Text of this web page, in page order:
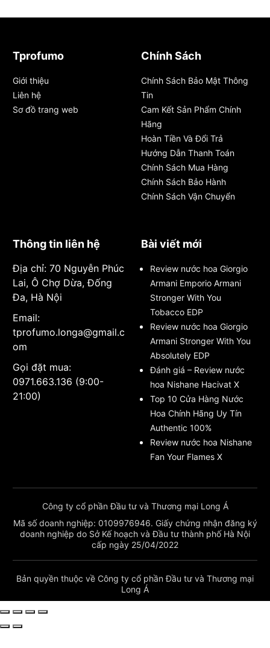
Tprofumo
Giới thiệu
Liên hệ
Sơ đồ trang web
Chính Sách
Chính Sách Bảo Mật Thông
Tin
Cam Kết Sản Phẩm Chính
Hãng
Hoàn Tiền Và Đổi Trả
Hướng Dẫn Thanh Toán
Chính Sách Mua Hàng
Chính Sách Bảo Hành
Chính Sách Vận Chuyển
Thông tin liên hệ
Địa chỉ: 70 Nguyễn Phúc
Lai, Ô Chợ Dừa, Đống
Đa, Hà Nội
Email:
tprofumo.longa@gmail.c
om
Gọi đặt mua:
0971.663.136 (9:00-
21:00)
Bài viết mới
Review nước hoa Giorgio
Armani Emporio Armani
Stronger With You
Tobacco EDP
Review nước hoa Giorgio
Armani Stronger With You
Absolutely EDP
Đánh giá – Review nước
hoa Nishane Hacivat X
Top 10 Cửa Hàng Nước
Hoa Chính Hãng Uy Tín
Authentic 100%
Review nước hoa Nishane
Fan Your Flames X
Công ty cổ phần Đầu tư và Thương mại Long Á
Mã số doanh nghiệp: 0109976946. Giấy chứng nhận đăng ký
doanh nghiệp do Sở Kế hoạch và Đầu tư thành phố Hà Nội
cấp ngày 25/04/2022
Bản quyền thuộc về Công ty cổ phần Đầu tư và Thương mại
Long Á